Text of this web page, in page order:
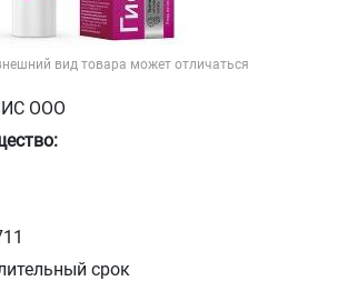
вид товара может отличаться
ООО
срок